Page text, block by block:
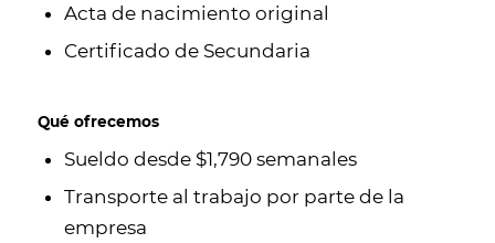
Acta de nacimiento original
Certificado de Secundaria
Qué ofrecemos
Sueldo desde $1,790 semanales
Transporte al trabajo por parte de la
empresa